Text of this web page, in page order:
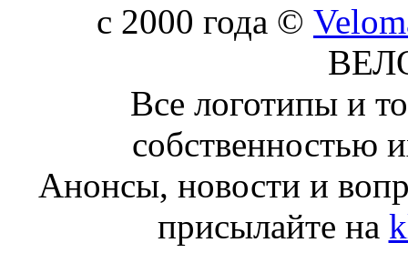
c 2000 года ©
Все логотипы и
собственностью
Анонсы, новости и
присылайте на